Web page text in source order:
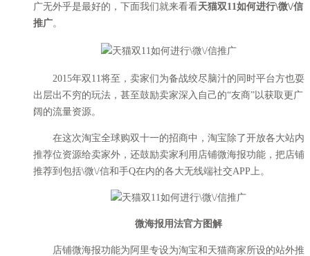
广无外乎是最好的，下面我们就来看看天猫双11如何进行\微\/信
推广。
2015年双11将至，卖家们为备战绞尽脑汁的同时平台方也耍
出层出不穷的玩法，甚至鼓励卖家深入自己的“友商”以获取更广
阔的流量资源。
在这次淘宝全球购双十一的招商中，淘宝除了开放各大站内
推荐位资源给卖家外，还鼓励卖家利用店铺微海报功能，把店铺
推荐到包括\微\/信和手Q在内的各大无线端社交APP上。
微海报用法官方图解
店铺微海报功能为阿里专设为淘宝和天猫商家所设的站外推